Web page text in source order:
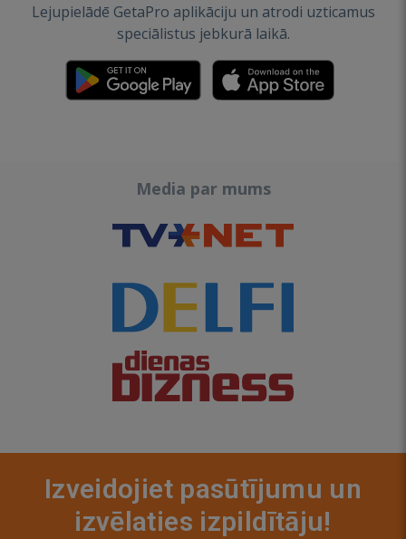
Lejupielādē GetaPro aplikāciju un atrodi uzticamus
speciālistus jebkurā laikā.
Media par mums
Izveidojiet pasūtījumu un
izvēlaties izpildītāju!